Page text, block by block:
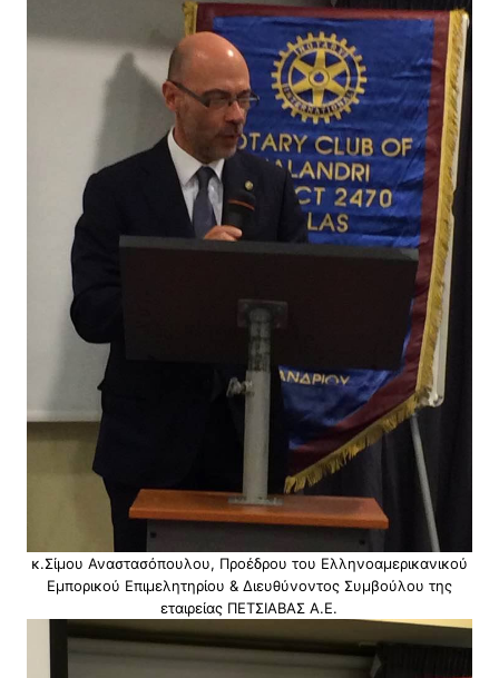
κ.Σίμου Αναστασόπουλου, Προέδρου του Ελληνοαμερικανικού
Εμπορικού Επιμελητηρίου & Διευθύνοντος Συμβούλου της
εταιρείας ΠΕΤΣΙΑΒΑΣ Α.Ε.